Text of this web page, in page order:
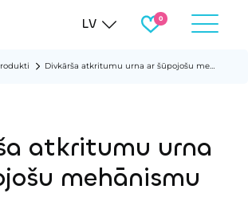
LV
Divkārša atkritumu urna ar šūpojošu mehānismu
atkritumu urna
mehānismu